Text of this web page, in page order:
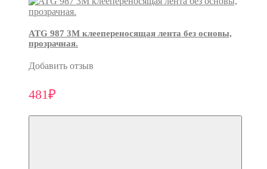
ATG 987 3М клеепереносящая лента без основы,
прозрачная.
Добавить отзыв
481₽